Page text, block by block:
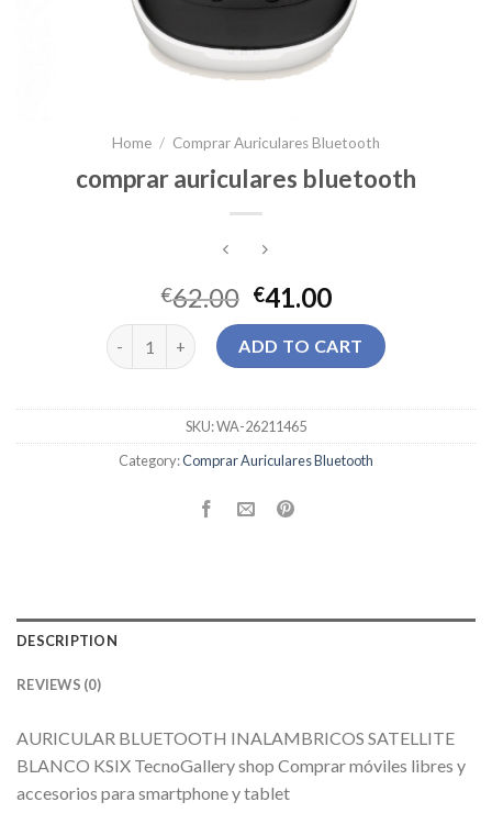
Home / Comprar Auriculares Bluetooth
comprar auriculares bluetooth
€62.00 €41.00
comprar auriculares bluetooth quantity
ADD TO CART
SKU:WA-26211465
Category:Comprar Auriculares Bluetooth
DESCRIPTION
REVIEWS (0)
AURICULAR BLUETOOTH INALAMBRICOS SATELLITE
BLANCO KSIX TecnoGallery shop Comprar móviles libres y
accesorios para smartphone y tablet